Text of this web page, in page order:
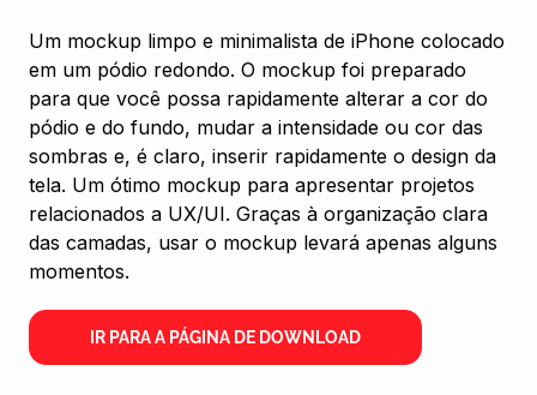
Um mockup limpo e minimalista de iPhone colocado
em um pódio redondo. O mockup foi preparado
para que você possa rapidamente alterar a cor do
pódio e do fundo, mudar a intensidade ou cor das
sombras e, é claro, inserir rapidamente o design da
tela. Um ótimo mockup para apresentar projetos
relacionados a UX/UI. Graças à organização clara
das camadas, usar o mockup levará apenas alguns
momentos.
IR PARA A PÁGINA DE DOWNLOAD